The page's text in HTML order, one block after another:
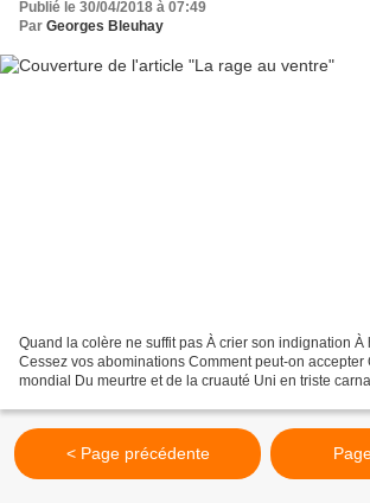
Publié le 30/04/2018 à 07:49
Par Georges Bleuhay
Quand la colère ne suffit pas À crier son indignation À
Cessez vos abominations Comment peut-on accepter
mondial Du meurtre et de la cruauté Uni en triste
< Page précédente